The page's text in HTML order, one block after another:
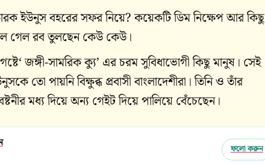
ইউনুস বহরের সফর নিয়ে? কয়েকটি ডিম নিক্ষেপ আর কিছু
গেল রব তুলছেন কেউ কেউ।
জঙ্গী-সামরিক ক্যু’ এর চরম সুবিধাভোগী কিছু মানুষ। সেই
তো পায়নি বিক্ষুব্ধ প্রবাসী বাংলাদেশীরা। তিনি ও তাঁর
মধ্য দিয়ে অন্য গেইট দিয়ে পালিয়ে বেঁচেছেন।
ফলো করুন